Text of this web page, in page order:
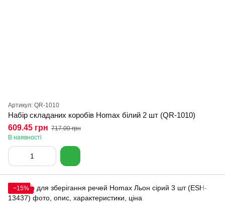
Артикул: QR-1010
Набір складаних коробів Homax білий 2 шт (QR-1010)
609.45 грн 717.00 грн
В наявності
−15%